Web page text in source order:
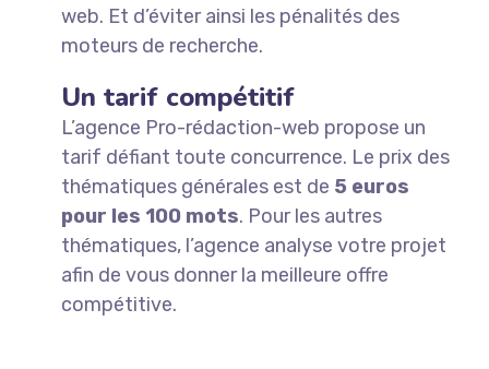
web. Et d’éviter ainsi les pénalités des
moteurs de recherche.
Un tarif compétitif
L’agence Pro-rédaction-web propose un
tarif défiant toute concurrence. Le prix des
thématiques générales est de 5 euros
pour les 100 mots. Pour les autres
thématiques, l’agence analyse votre projet
afin de vous donner la meilleure offre
compétitive.